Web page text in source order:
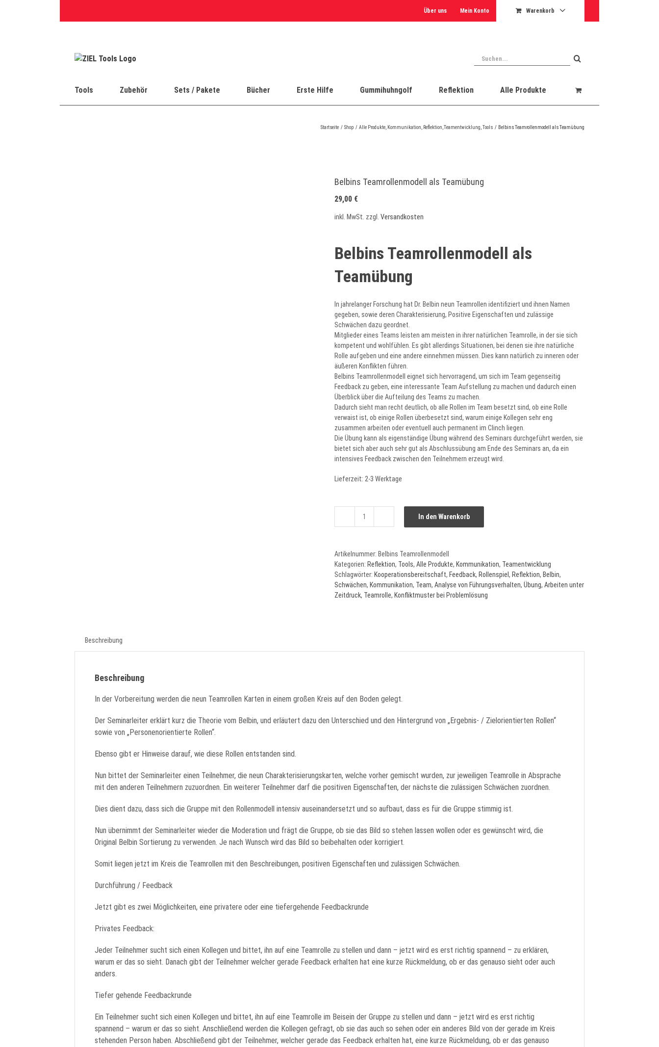
Über uns Mein Konto Warenkorb
Suche
nach:
Tools Zubehör Sets / Pakete Bücher Erste Hilfe Gummihuhngolf Reflektion Alle Produkte
Startseite Shop Alle Produkte Kommunikation Reflektion Teamentwicklung Tools Belbins Teamrollenmodell als Teamübung
Belbins Teamrollenmodell als Teamübung
29,00 €
inkl. MwSt. zzgl. Versandkosten
Belbins Teamrollenmodell als
Teamübung
In jahrelanger Forschung hat Dr. Belbin neun Teamrollen identifiziert und ihnen Namen
gegeben, sowie deren Charakterisierung, Positive Eigenschaften und zulässige
Schwächen dazu geordnet.
Mitglieder eines Teams leisten am meisten in ihrer natürlichen Teamrolle, in der sie sich
kompetent und wohlfühlen. Es gibt allerdings Situationen, bei denen sie ihre natürliche
Rolle aufgeben und eine andere einnehmen müssen. Dies kann natürlich zu inneren oder
äußeren Konflikten führen.
Belbins Teamrollenmodell eignet sich hervorragend, um sich im Team gegenseitig
Feedback zu geben, eine interessante Team Aufstellung zu machen und dadurch einen
Überblick über die Aufteilung des Teams zu machen.
Dadurch sieht man recht deutlich, ob alle Rollen im Team besetzt sind, ob eine Rolle
verwaist ist, ob einige Rollen überbesetzt sind, warum einige Kollegen sehr eng
zusammen arbeiten oder eventuell auch permanent im Clinch liegen.
Die Übung kann als eigenständige Übung während des Seminars durchgeführt werden, sie
bietet sich aber auch sehr gut als Abschlussübung am Ende des Seminars an, da ein
intensives Feedback zwischen den Teilnehmern erzeugt wird.
Lieferzeit: 2-3 Werktage
Belbins
Teamübung
Menge
In den Warenkorb
Artikelnummer: Belbins Teamrollenmodell
Kategorien: Reflektion, Tools, Alle Produkte, Kommunikation, Teamentwicklung
Schlagwörter: Kooperationsbereitschaft, Feedback, Rollenspiel , Reflektion, Belbin,
Schwächen, Kommunikation, Team, Analyse von Führungsverhalten, Übung, Arbeiten unter
Zeitdruck, Teamrolle, Konfliktmuster bei Problemlösung
Beschreibung
Beschreibung
In der Vorbereitung werden die neun Teamrollen Karten in einem großen Kreis auf den Boden gelegt.
Der Seminarleiter erklärt kurz die Theorie vom Belbin, und erläutert dazu den Unterschied und den Hintergrund von „Ergebnis- / Zielorientierten Rollen“
sowie von „Personenorientierte Rollen“.
Ebenso gibt er Hinweise darauf, wie diese Rollen entstanden sind.
Nun bittet der Seminarleiter einen Teilnehmer, die neun Charakterisierungskarten, welche vorher gemischt wurden, zur jeweiligen Teamrolle in Absprache
mit den anderen Teilnehmern zuzuordnen. Ein weiterer Teilnehmer darf die positiven Eigenschaften, der nächste die zulässigen Schwächen zuordnen.
Dies dient dazu, dass sich die Gruppe mit den Rollenmodell intensiv auseinandersetzt und so aufbaut, dass es für die Gruppe stimmig ist.
Nun übernimmt der Seminarleiter wieder die Moderation und frägt die Gruppe, ob sie das Bild so stehen lassen wollen oder es gewünscht wird, die
Original Belbin Sortierung zu verwenden. Je nach Wunsch wird das Bild so beibehalten oder korrigiert.
Somit liegen jetzt im Kreis die Teamrollen mit den Beschreibungen, positiven Eigenschaften und zulässigen Schwächen.
Durchführung / Feedback
Jetzt gibt es zwei Möglichkeiten, eine privatere oder eine tiefergehende Feedbackrunde
Privates Feedback:
Jeder Teilnehmer sucht sich einen Kollegen und bittet, ihn auf eine Teamrolle zu stellen und dann – jetzt wird es erst richtig spannend – zu erklären,
warum er das so sieht. Danach gibt der Teilnehmer welcher gerade Feedback erhalten hat eine kurze Rückmeldung, ob er das genauso sieht oder auch
anders.
Tiefer gehende Feedbackrunde
Ein Teilnehmer sucht sich einen Kollegen und bittet, ihn auf eine Teamrolle im Beisein der Gruppe zu stellen und dann – jetzt wird es erst richtig
spannend – warum er das so sieht. Anschließend werden die Kollegen gefragt, ob sie das auch so sehen oder ein anderes Bild von der gerade im Kreis
stehenden Person haben. Abschließend gibt der Teilnehmer, welcher gerade das Feedback erhalten hat, eine kurze Rückmeldung, ob er das genauso